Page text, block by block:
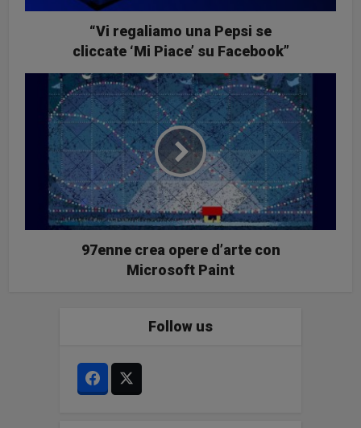
“Vi regaliamo una Pepsi se
cliccate ‘Mi Piace’ su Facebook”
97enne crea opere d’arte con
Microsoft Paint
Follow us